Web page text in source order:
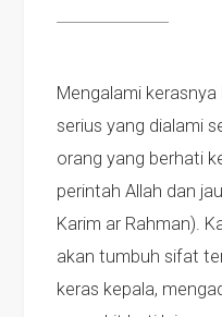
Mengalami
serius yang dialami
orang yang berhati
perintah Allah dan
Karim ar Rahman).
akan tumbuh sifat
keras kepala,